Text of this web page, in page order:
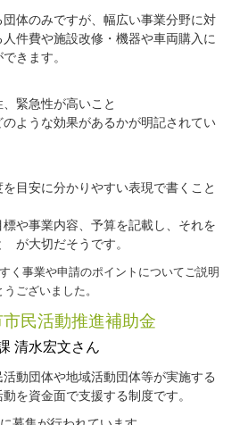
体のみですが、幅広い事業分野に対
件費や施設改修・機器や車両購入に
きます。
緊急性が高いこと
のような効果があるかが明記されてい
目安に分かりやすい表現で書くこと
標や事業内容、予算を記載し、それを
が大切だそうです。
く事業や申請のポイントについてご説明
ございました。
民活動推進補助金
清水宏文さん
動団体や地域活動団体等が実施する
を資金面で支援する制度です。